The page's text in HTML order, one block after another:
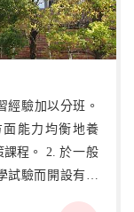
能力均衡地養
於一般
試驗而開設有綜